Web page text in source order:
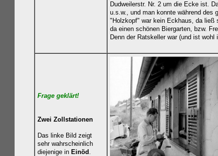
Dudweilerstr. Nr. 2 um die Ecke ist.
u.s.w., und man konnte während des
"Holzkopf" war kein Eckhaus, da ließ
da einen schönen Biergarten, bzw.
Denn der Ratskeller war (und ist
Frage geklärt!
Zwei Zollstationen
Das linke Bild zeigt
sehr wahrscheinlich
diejenige in Einöd .